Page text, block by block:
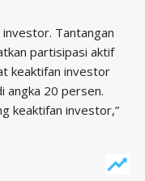
investor. Tantangan
partisipasi aktif
keaktifan investor
angka 20 persen.
keaktifan investor,”